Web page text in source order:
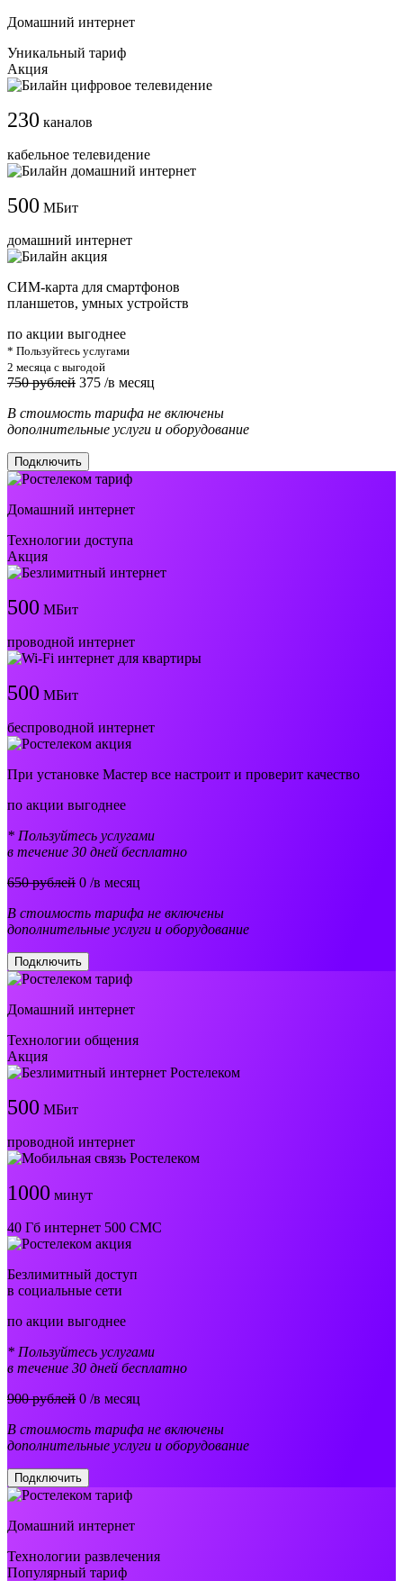
Домашний интернет
Уникальный тариф
Акция
230 каналов
кабельное телевидение
500 МБит
домашний интернет
СИМ-карта для смартфонов
планшетов, умных устройств
по акции выгоднее
* Пользуйтесь услугами
2 месяца с выгодой
750 рублей 375 /в месяц
В стоимость тарифа не включены
дополнительные услуги и оборудование
Подключить
Домашний интернет
Технологии доступа
Акция
500 МБит
проводной интернет
500 МБит
беспроводной интернет
При установке Мастер все настроит и проверит качество
по акции выгоднее
* Пользуйтесь услугами
в течение 30 дней бесплатно
650 рублей 0 /в месяц
В стоимость тарифа не включены
дополнительные услуги и оборудование
Подключить
Домашний интернет
Технологии общения
Акция
500 МБит
проводной интернет
1000 минут
40 Гб интернет 500 СМС
Безлимитный доступ
в социальные сети
по акции выгоднее
* Пользуйтесь услугами
в течение 30 дней бесплатно
900 рублей 0 /в месяц
В стоимость тарифа не включены
дополнительные услуги и оборудование
Подключить
Домашний интернет
Технологии развлечения
Популярный тариф